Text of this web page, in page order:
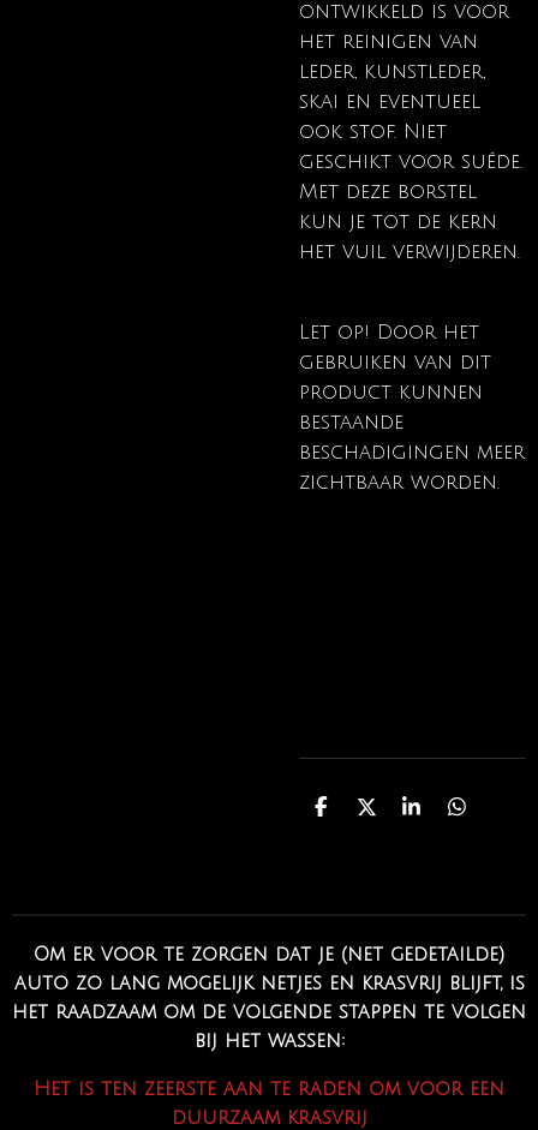
ontwikkeld is voor
het reinigen van
leder, kunstleder,
skai en eventueel
ook stof. Niet
geschikt voor suéde.
Met deze borstel
kun je tot de kern
het vuil verwijderen.
Let op! Door het
gebruiken van dit
product kunnen
bestaande
beschadigingen meer
zichtbaar worden.
D
D
S
D
Om er voor te zorgen dat je (net gedetailde)
auto zo lang mogelijk netjes en krasvrij blijft, is
het raadzaam om de volgende stappen te volgen
bij het wassen:
Het is ten zeerste aan te raden om voor een
duurzaam krasvrij